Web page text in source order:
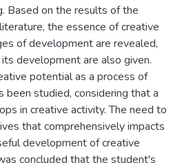
Based on the results of the
the essence of creative
of development are revealed,
development are also given.
potential as a process of
been studied, considering that a
in creative activity. The need to
that comprehensively impacts
development of creative
concluded that the student's